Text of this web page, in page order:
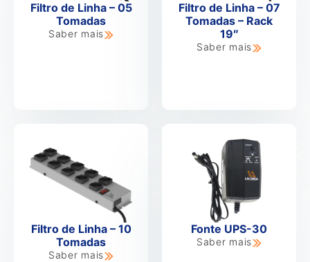
Filtro de Linha – 05
Tomadas
Saber mais
Filtro de Linha – 07
Tomadas – Rack
19″
Saber mais
Filtro de Linha – 10
Tomadas
Saber mais
Fonte UPS-30
Saber mais